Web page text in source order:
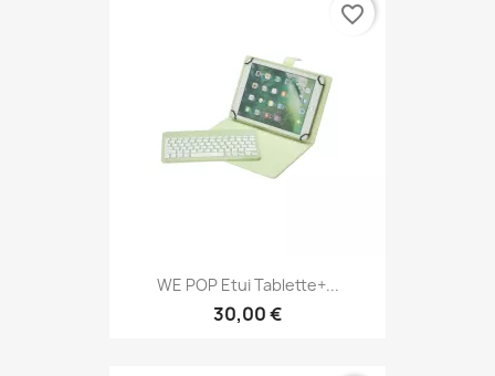
WE POP Etui Tablette+...
30,00 €
favorite_border